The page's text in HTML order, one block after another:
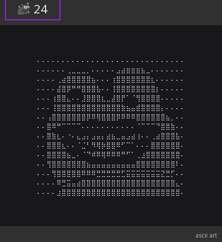
24
⠄⠄⠄⠄⠄⠄⠄⠄⠄⠄⠄⠄⠄⠄⠄⠄⠄⠄⠄⠄⠄⠄⠄⠄⠄⠄⠄⠄⠄⠄
⠄⠄⠄⠄⠄⠄⢀⣀⣀⣀⡀⠄⠄⠄⠄⠄⣠⣴⣶⣶⣶⣦⣀⠄⠄⠄⠄⠄⠄⠄
⠄⠄⠄⠄⢀⣴⣿⣿⣿⣿⣿⣦⠄⠄⠄⢰⣿⣿⣿⣿⣿⣿⣿⣆⠄⠄⠄⠄⠄⠄
⠄⠄⠄⠄⣼⣿⡿⠛⠛⣿⣿⣿⣧⠄⠄⢸⣿⣿⣿⣿⣿⣿⣿⣿⡆⠄⠄⠄⠄⠄
⠄⠄⠄⢰⣿⣿⣄⠄⠄⣸⣿⣿⣿⣆⣀⣼⣿⡟⠁⠈⢻⣿⣿⣿⣿⠄⠄⠄⠄⠄
⠄⠄⠄⢸⣿⣿⣿⣿⣿⣿⣿⣿⣿⣿⣿⣿⣿⣷⣦⣤⣾⣿⣿⣿⣿⡄⠄⠄⠄⠄
⠄⠄⢠⣿⣿⣿⣿⣿⣿⣿⡿⠿⢿⣿⣿⣿⡿⠿⠿⠿⣿⣿⣿⣿⣿⣿⣦⡀⠄⠄
⠄⠄⣿⠿⠛⠉⠉⠉⠉⠄⠄⠄⠄⠄⠄⠄⠄⠄⠄⠄⠈⠉⠉⠉⠙⣿⣿⣷⠄⠄
⠄⠄⣿⣷⣆⠄⠐⠄⣄⣠⡄⣠⣤⡄⣴⣦⣀⣤⣠⣴⢰⠄⠄⢀⣴⣿⣿⣿⣧⠄
⠄⠄⣿⣿⣿⣆⠄⠄⠈⣈⠃⠻⢿⡷⣿⣿⠿⠋⠉⠁⠄⠄⠄⣿⣿⣿⣿⣿⣿⠄
⠄⠄⣿⣿⣿⣿⣦⣀⠄⠈⠙⠾⠿⢿⠿⠿⠿⠛⠋⠁⢀⣰⣿⣿⣿⣿⣿⣿⣿⠄
⠄⠄⢻⣿⣿⣿⣿⣿⣿⣿⣦⣤⣤⣤⣤⣤⣤⣤⣤⣤⣿⣿⣿⣿⣿⣿⣿⣿⠇⠄
⠄⠄⠄⢻⣿⣿⣿⣿⣿⠿⠿⠿⣛⣛⣛⣛⣛⣋⣭⣭⣭⣭⣭⣭⣭⣝⣛⡋⠄⠄
⠄⠄⠄⠄⠿⣛⣭⣤⣴⣿⣿⣿⣿⣿⣿⣿⣿⣿⣿⣿⣿⣿⣿⣿⣿⣿⣿⣿⣄⠄
⠄⠄⠄⠄⣰⣿⣿⣿⣿⣿⣿⣿⣿⣿⣿⣿⣿⣿⣿⣿⣿⣿⣿⣿⣿⣿⣿⣿⣿⠄
ascii art